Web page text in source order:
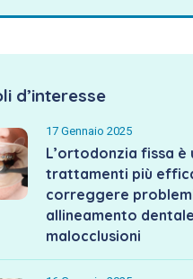
d’interesse
17 Gennaio 2025
L’ortodonzia fissa è
trattamenti più
correggere
allineamento
malocclusioni